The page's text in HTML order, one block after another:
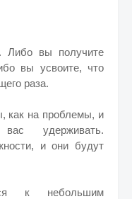
Либо вы получите
вы усвоите, что
раза.
как на проблемы, и
удерживать.
и они будут
к небольшим